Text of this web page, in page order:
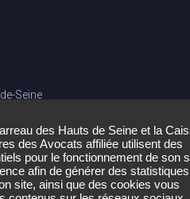
Seine
Curiedes Hauts de Seine et la
des Avocats affiliée utilisent des
pour le fonctionnement de son
afin de générer des statistiques
site, ainsi que des cookies vous